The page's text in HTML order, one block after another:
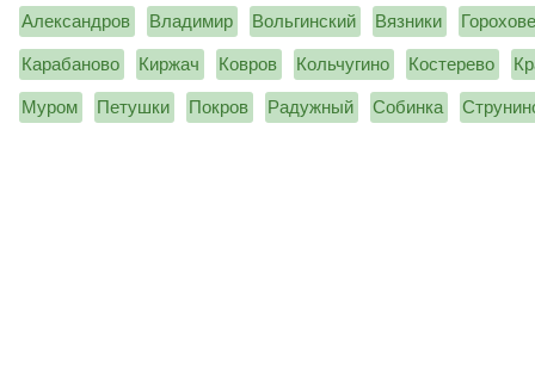
Александров Владимир Вольгинский Вязники
Карабаново Киржач Ковров Кольчугино Костерево
Муром Петушки Покров Радужный Собинка